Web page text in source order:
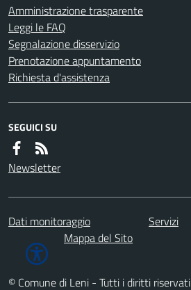
Amministrazione trasparente
Leggi le FAQ
Segnalazione disservizio
Prenotazione appuntamento
Richiesta d'assistenza
SEGUICI SU
Newsletter
Dati monitoraggio Servizi
Mappa del Sito
© Comune di Leni - Tutti i diritti riservati